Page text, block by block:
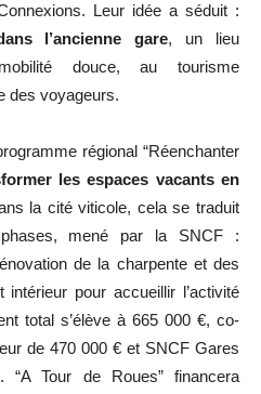
Leur idée a séduit :
l’ancienne gare, un lieu
douce, au tourisme
des voyageurs.
régional “Réenchanter
les espaces vacants en
la cité viticole, cela se traduit
mené par la SNCF :
de la charpente et des
pour accueillir l’activité
total s’élève à 665 000 €, co-
de 470 000 € et SNCF Gares
Tour de Roues” financera